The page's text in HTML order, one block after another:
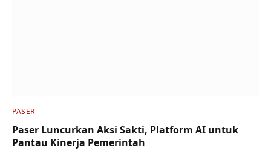
PASER
Paser Luncurkan Aksi Sakti, Platform AI untuk
Pantau Kinerja Pemerintah